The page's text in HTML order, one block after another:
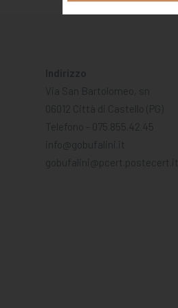
Indirizzo
Via San Bartolomeo, sn
06012 Città di Castello (PG)
Telefono - 075.855.42.45
info@gobufalini.it
gobufalini@pcert.postecert.it